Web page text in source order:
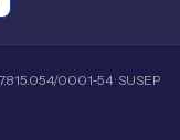
0001-54 · SUSEP